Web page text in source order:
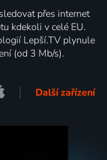
přes internet
kdekoli v celé EU.
Lepší.TV plynule
(od 3 Mb/s).
Další zařízení